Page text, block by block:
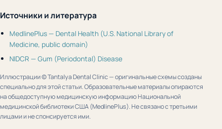
Источники и литература
MedlinePlus — Dental Health (U.S. National Library of
Medicine, public domain)
NIDCR — Gum (Periodontal) Disease
Иллюстрации © Tantalya Dental Clinic — оригинальные схемы созданы
специально для этой статьи. Образовательные материалы опираются
на общедоступную медицинскую информацию Национальной
медицинской библиотеки США (MedlinePlus). Не связано с третьими
лицами и не спонсируется ими.